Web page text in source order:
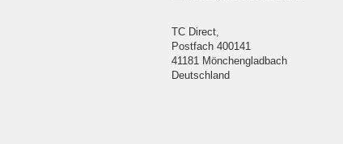
TC Direct,
Postfach 400141
41181 Mönchengladbach
Deutschland